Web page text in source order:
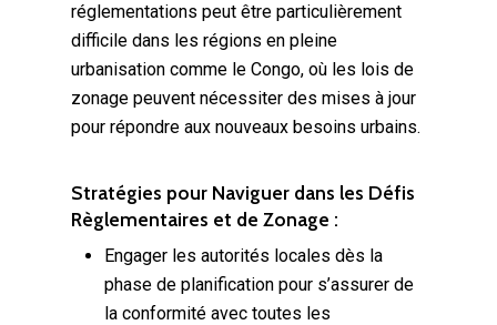
réglementations peut être particulièrement
difficile dans les régions en pleine
urbanisation comme le Congo, où les lois de
zonage peuvent nécessiter des mises à jour
pour répondre aux nouveaux besoins urbains.
Stratégies pour Naviguer dans les Défis
Règlementaires et de Zonage :
Engager les autorités locales dès la
phase de planification pour s’assurer de
la conformité avec toutes les